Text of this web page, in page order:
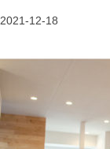
2021-12-18